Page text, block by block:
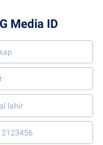
Media ID